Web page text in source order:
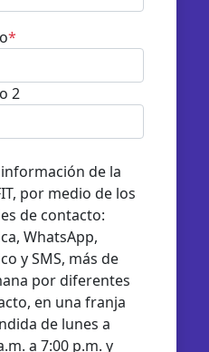
*
2
de la
por medio de los
de contacto:
WhatsApp,
y SMS, más de
por diferentes
en una franja
de lunes a
a 7:00 p.m. y